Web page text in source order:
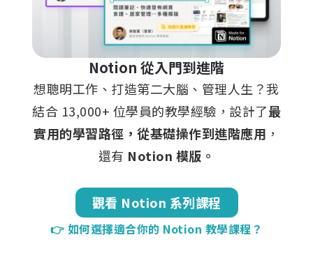
Notion 從入門到進階
想聰明工作、打造第二大腦、管理人生？我
結合 13,000+ 位學員的教學經驗，設計了最
實用的學習路徑，從基礎操作到進階應用 ，
還有 Notion 模版。
觀看 Notion 系列課程
👉 如何選擇適合你的 Notion 教學課程？